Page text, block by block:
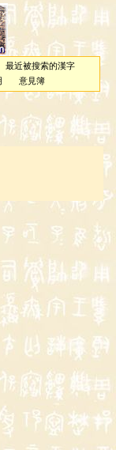
最近被搜索的漢字
意見簿